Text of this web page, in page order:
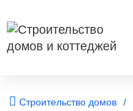
Строительство домов